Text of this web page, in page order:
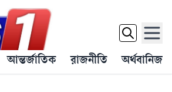
আন্তর্জাতিক রাজনীতি অর্থবানিজ্য